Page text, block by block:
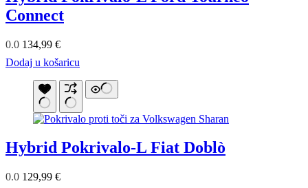
Connect
0.0 134,99 €
Dodaj u košaricu
Hybrid Pokrivalo-L Fiat Doblò
0.0 129,99 €